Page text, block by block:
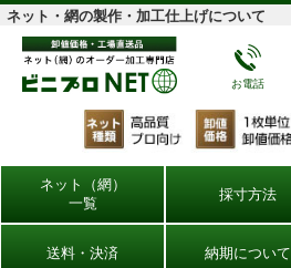
ネット・網の製作・加工仕上げについて
お電話
ネット（網）
一覧
採寸方法
送料・決済 納期について